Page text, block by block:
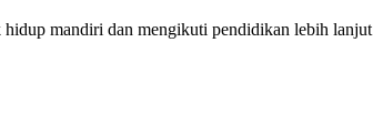
hidup mandiri dan mengikuti pendidikan lebih lanjut